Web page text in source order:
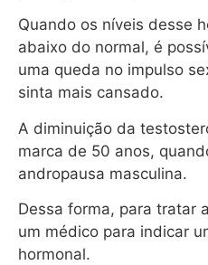
Quando os níveis desse
abaixo do normal, é
uma queda no impulso
sinta mais cansado.
A diminuição da
marca de 50 anos,
andropausa masculina.
Dessa forma, para tratar
um médico para indicar
hormonal.